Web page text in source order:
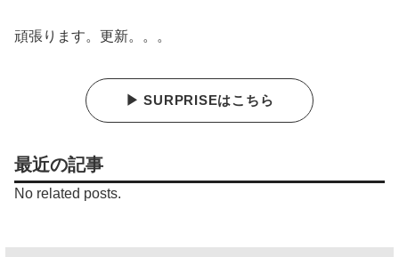
頑張ります。更新。。。
▶ SURPRISEはこちら
最近の記事
No related posts.